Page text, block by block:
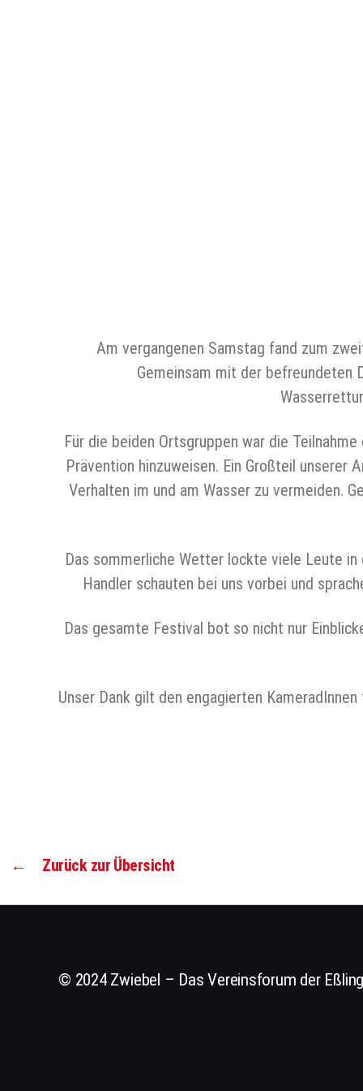
Am vergangenen Samstag fand zum
Gemeinsam mit der befreundeten
Für die beiden Ortsgruppen war die
Prävention hinzuweisen. Ein Großteil unserer
Verhalten im und am Wasser zu vermeiden.
Das sommerliche Wetter lockte viele Leute
Handler schauten bei uns vorbei und
Das gesamte Festival bot so nicht nur
Unser Dank gilt den engagierten
← Zurück zur Übersicht
© 2024 Zwiebel – Das Vereinsforum der